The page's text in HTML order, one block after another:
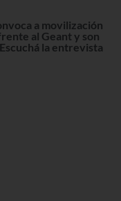
a movilización
al Geant y son
la entrevista